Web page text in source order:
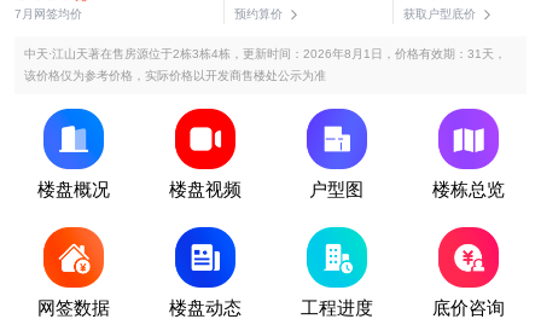
7月网签均价
预约算价 获取户型底价
中天·江山天著在售房源位于2栋3栋4栋，更新时间：2026年8月1日，价格有效期：31天，
该价格仅为参考价格，实际价格以开发商售楼处公示为准
楼盘概况 楼盘视频 户型图 楼栋总览
网签数据 楼盘动态 工程进度 底价咨询